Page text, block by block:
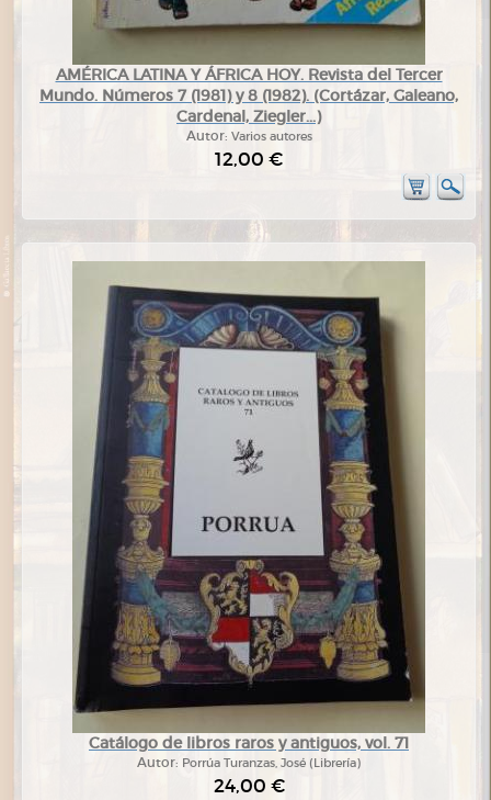
AMÉRICA LATINA Y ÁFRICA HOY. Revista del Tercer
Mundo. Números 7 (1981) y 8 (1982). (Cortázar, Galeano,
Cardenal, Ziegler...)
Autor: Varios autores
12,00 €
Catálogo de libros raros y antiguos, vol. 71
Autor: Porrúa Turanzas, José (Librería)
24,00 €